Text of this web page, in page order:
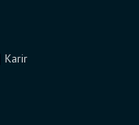
Karir